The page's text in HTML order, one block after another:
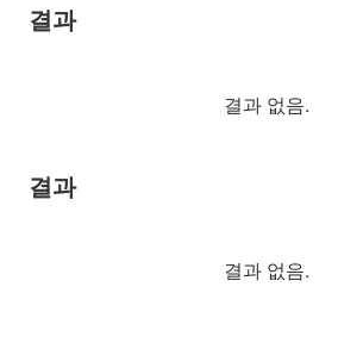
결과
결과 없음.
결과
결과 없음.